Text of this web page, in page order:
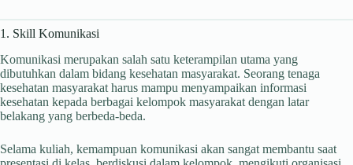
1. Skill Komunikasi
Komunikasi merupakan salah satu keterampilan utama yang
dibutuhkan dalam bidang kesehatan masyarakat. Seorang tenaga
kesehatan masyarakat harus mampu menyampaikan informasi
kesehatan kepada berbagai kelompok masyarakat dengan latar
belakang yang berbeda-beda.
Selama kuliah, kemampuan komunikasi akan sangat membantu saat